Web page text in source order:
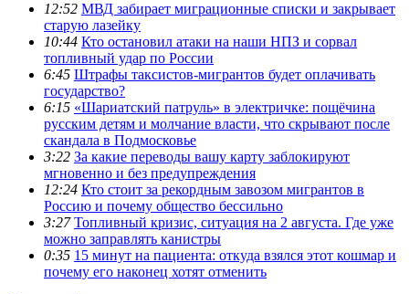
12:52 МВД забирает миграционные списки и закрывает
старую лазейку
10:44 Кто остановил атаки на наши НПЗ и сорвал
топливный удар по России
6:45 Штрафы таксистов-мигрантов будет оплачивать
государство?
6:15 «Шариатский патруль» в электричке: пощёчина
русским детям и молчание власти, что скрывают после
скандала в Подмосковье
3:22 За какие переводы вашу карту заблокируют
мгновенно и без предупреждения
12:24 Кто стоит за рекордным завозом мигрантов в
Россию и почему общество бессильно
3:27 Топливный кризис, ситуация на 2 августа. Где уже
можно заправлять канистры
0:35 15 минут на пациента: откуда взялся этот кошмар и
почему его наконец хотят отменить